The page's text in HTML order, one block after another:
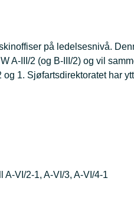
på ledelsesnivå.
A-III/2 (og B-III/2) og vil
1. Sjøfartsdirektoratet har
VI/2-1, A-VI/3, A-VI/4-1